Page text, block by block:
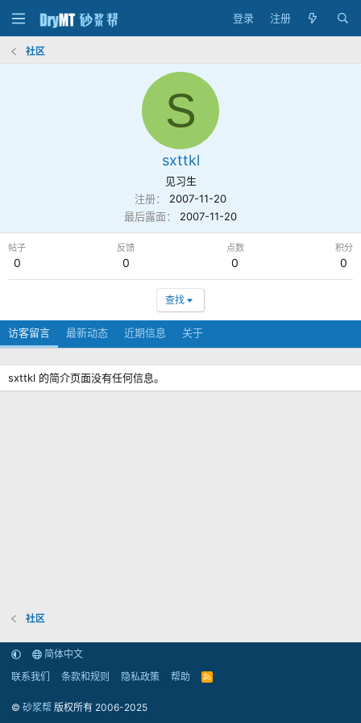
登录 注册
社区
S
sxttkl
见习生
注册
2007-11-20
最后露面
2007-11-20
帖子
0
反馈
0
点数
0
积分
0
查找
访客留言 最新动态 近期信息 关于
sxttkl 的简介页面没有任何信息。
社区
简体中文
联系我们
条款和规则 隐私政策 帮助
R
© 砂浆帮 版权所有 2006-2025